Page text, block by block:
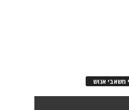
משאבי אנוש